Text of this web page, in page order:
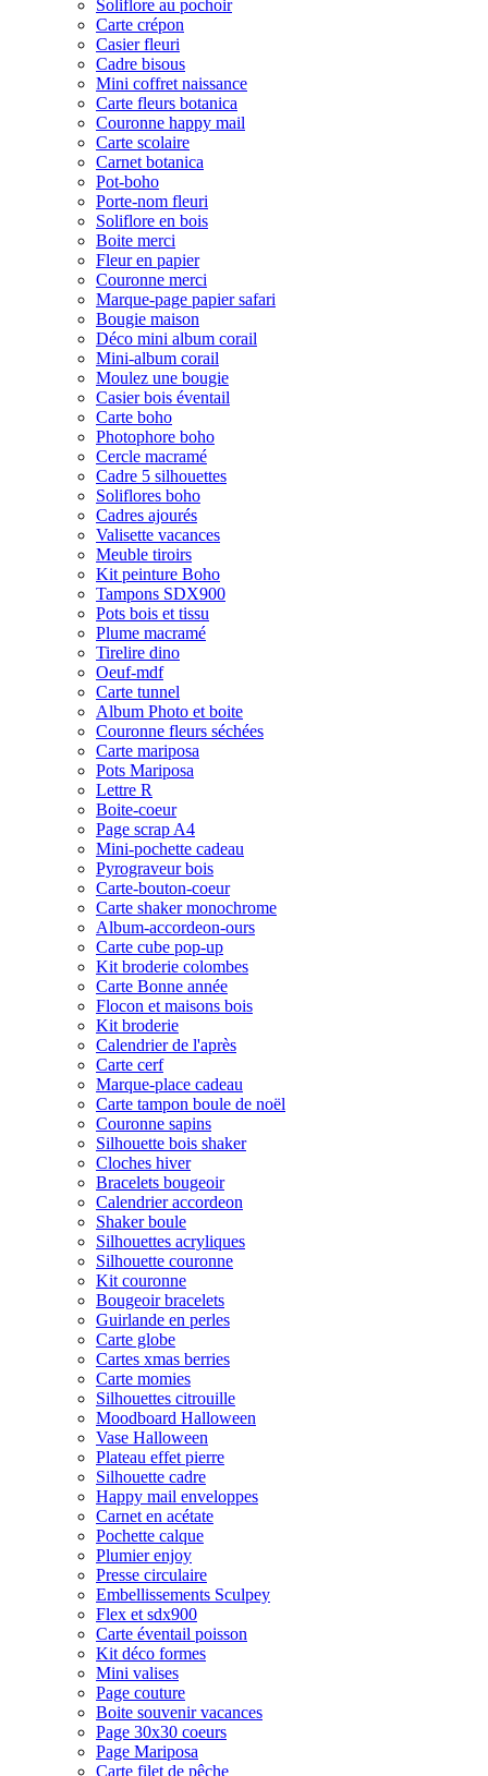
Soliflore au pochoir
Carte crépon
Casier fleuri
Cadre bisous
Mini coffret naissance
Carte fleurs botanica
Couronne happy mail
Carte scolaire
Carnet botanica
Pot-boho
Porte-nom fleuri
Soliflore en bois
Boite merci
Fleur en papier
Couronne merci
Marque-page papier safari
Bougie maison
Déco mini album corail
Mini-album corail
Moulez une bougie
Casier bois éventail
Carte boho
Photophore boho
Cercle macramé
Cadre 5 silhouettes
Soliflores boho
Cadres ajourés
Valisette vacances
Meuble tiroirs
Kit peinture Boho
Tampons SDX900
Pots bois et tissu
Plume macramé
Tirelire dino
Oeuf-mdf
Carte tunnel
Album Photo et boite
Couronne fleurs séchées
Carte mariposa
Pots Mariposa
Lettre R
Boite-coeur
Page scrap A4
Mini-pochette cadeau
Pyrograveur bois
Carte-bouton-coeur
Carte shaker monochrome
Album-accordeon-ours
Carte cube pop-up
Kit broderie colombes
Carte Bonne année
Flocon et maisons bois
Kit broderie
Calendrier de l'après
Carte cerf
Marque-place cadeau
Carte tampon boule de noël
Couronne sapins
Silhouette bois shaker
Cloches hiver
Bracelets bougeoir
Calendrier accordeon
Shaker boule
Silhouettes acryliques
Silhouette couronne
Kit couronne
Bougeoir bracelets
Guirlande en perles
Carte globe
Cartes xmas berries
Carte momies
Silhouettes citrouille
Moodboard Halloween
Vase Halloween
Plateau effet pierre
Silhouette cadre
Happy mail enveloppes
Carnet en acétate
Pochette calque
Plumier enjoy
Presse circulaire
Embellissements Sculpey
Flex et sdx900
Carte éventail poisson
Kit déco formes
Mini valises
Page couture
Boite souvenir vacances
Page 30x30 coeurs
Page Mariposa
Carte filet de pêche